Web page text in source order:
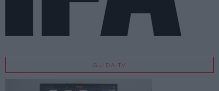
GUIDA TV